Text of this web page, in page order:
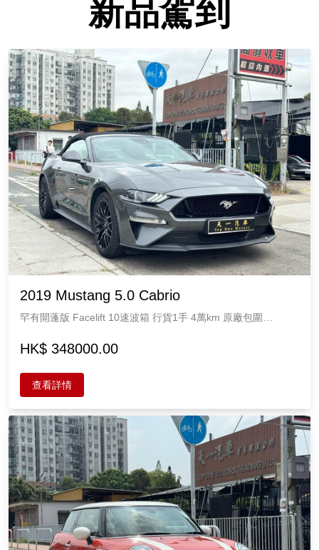
新品駕到
2019 Mustang 5.0 Cabrio
罕有開蓬版 Facelift 10速波箱 行貨1手 4萬km 原廠包圍
原裝油 Ford 5000cc 4座
HK$ 348000.00
查看詳情